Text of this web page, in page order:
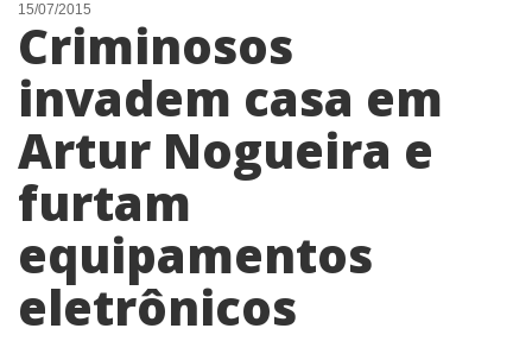
NOTÍCIAS
LISTA DIGITAL
TELEFONES ÚTEIS
CONTATO
ANUNCIE
15/07/2015
Criminosos
invadem casa em
Artur Nogueira e
furtam
equipamentos
eletrônicos